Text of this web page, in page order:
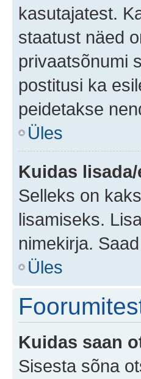
kasutajatest.
staatust näed
privaatsõnumi
postitusi ka
peidetakse
Üles
Kuidas
Selleks on
lisamiseks.
nimekirja.
Üles
Kuidas saan
Sisesta sõna